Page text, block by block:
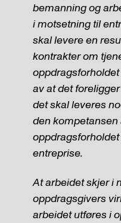
bemanning og
i motsetning til
skal levere en
kontrakter om
av at det
det skal leveres
den kompetansen
entreprise.
At arbeidet skjer i
oppdragsgivers
arbeidet utføres i